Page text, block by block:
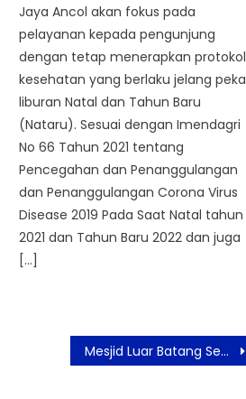
Jaya Ancol akan fokus pada
pelayanan kepada pengunjung
dengan tetap menerapkan protokol
kesehatan yang berlaku jelang
liburan Natal dan Tahun Baru
(Nataru). Sesuai dengan Imendagri
No 66 Tahun 2021 tentang
Pencegahan dan Penanggulangan
dan Penanggulangan Corona Virus
Disease 2019 Pada Saat Natal tahun
2021 dan Tahun Baru 2022 dan juga
[…]
Mesjid Luar Batang Sebagai Destinasi Wisata